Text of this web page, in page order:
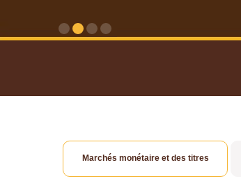
Marchés monétaire et des titres